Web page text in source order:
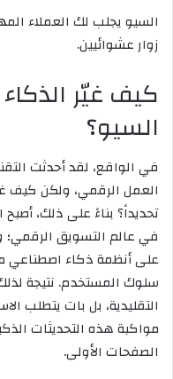
السيو يجلب لك العملاء
زوار عشوائيين.
كيف غيّر
السيو؟
في الواقع، لقد أحدثت
العمل الرقمي، ولكن كيف
في عالم التسويق الرقمي؛
على أنظمة ذكاء اصطناعي
سلوك المستخدم. نتيجة
التقليدية، بل بات يتطلب
مواكبة هذه التحديثات
الصفحات الأولى.